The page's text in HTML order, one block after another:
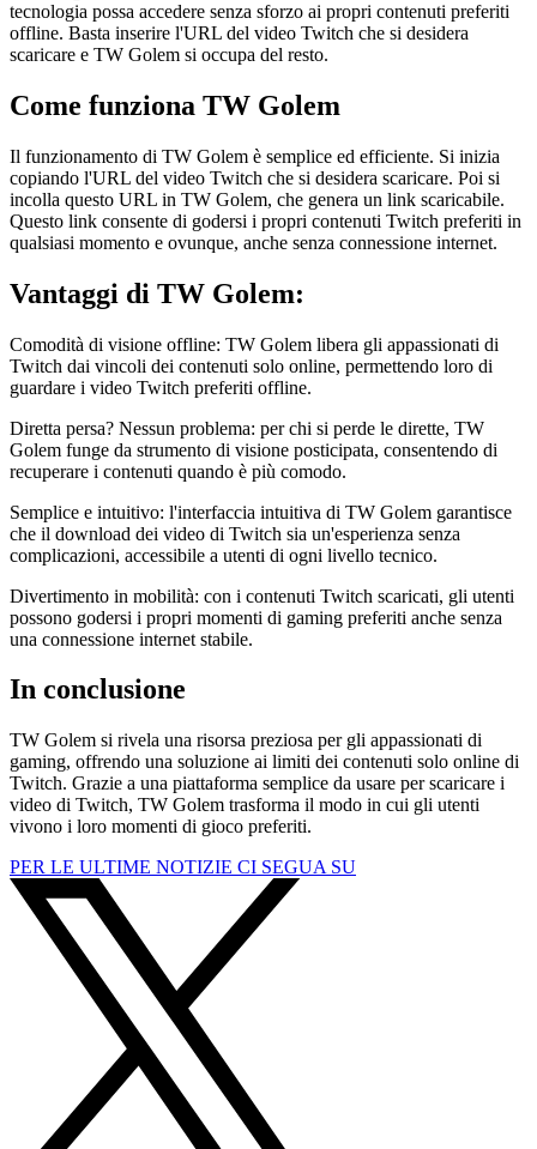
tecnologia possa accedere senza sforzo ai propri contenuti preferiti
offline. Basta inserire l'URL del video Twitch che si desidera
scaricare e TW Golem si occupa del resto.
Come funziona TW Golem
Il funzionamento di TW Golem è semplice ed efficiente. Si inizia
copiando l'URL del video Twitch che si desidera scaricare. Poi si
incolla questo URL in TW Golem, che genera un link scaricabile.
Questo link consente di godersi i propri contenuti Twitch preferiti in
qualsiasi momento e ovunque, anche senza connessione internet.
Vantaggi di TW Golem:
Comodità di visione offline: TW Golem libera gli appassionati di
Twitch dai vincoli dei contenuti solo online, permettendo loro di
guardare i video Twitch preferiti offline.
Diretta persa? Nessun problema: per chi si perde le dirette, TW
Golem funge da strumento di visione posticipata, consentendo di
recuperare i contenuti quando è più comodo.
Semplice e intuitivo: l'interfaccia intuitiva di TW Golem garantisce
che il download dei video di Twitch sia un'esperienza senza
complicazioni, accessibile a utenti di ogni livello tecnico.
Divertimento in mobilità: con i contenuti Twitch scaricati, gli utenti
possono godersi i propri momenti di gaming preferiti anche senza
una connessione internet stabile.
In conclusione
TW Golem si rivela una risorsa preziosa per gli appassionati di
gaming, offrendo una soluzione ai limiti dei contenuti solo online di
Twitch. Grazie a una piattaforma semplice da usare per scaricare i
video di Twitch, TW Golem trasforma il modo in cui gli utenti
vivono i loro momenti di gioco preferiti.
PER LE ULTIME NOTIZIE CI SEGUA SU